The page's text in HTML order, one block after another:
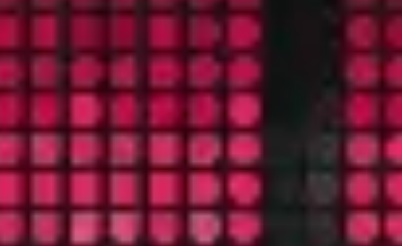
Strategie & Planung